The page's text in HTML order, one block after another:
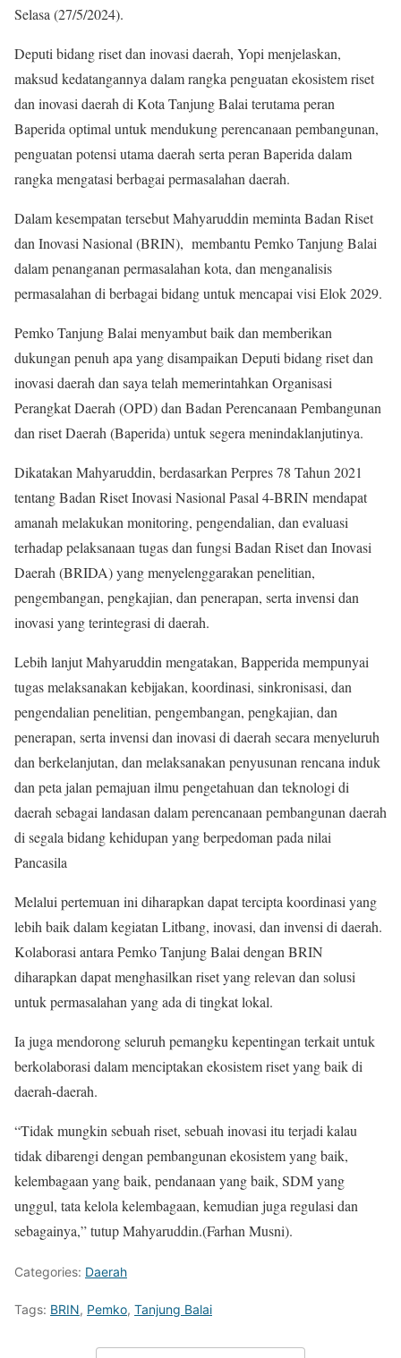
Selasa (27/5/2024).
Deputi bidang riset dan inovasi daerah, Yopi menjelaskan,
maksud kedatangannya dalam rangka penguatan ekosistem riset
dan inovasi daerah di Kota Tanjung Balai terutama peran
Baperida optimal untuk mendukung perencanaan pembangunan,
penguatan potensi utama daerah serta peran Baperida dalam
rangka mengatasi berbagai permasalahan daerah.
Dalam kesempatan tersebut Mahyaruddin meminta Badan Riset
dan Inovasi Nasional (BRIN), membantu Pemko Tanjung Balai
dalam penanganan permasalahan kota, dan menganalisis
permasalahan di berbagai bidang untuk mencapai visi Elok 2029.
Pemko Tanjung Balai menyambut baik dan memberikan
dukungan penuh apa yang disampaikan Deputi bidang riset dan
inovasi daerah dan saya telah memerintahkan Organisasi
Perangkat Daerah (OPD) dan Badan Perencanaan Pembangunan
dan riset Daerah (Baperida) untuk segera menindaklanjutinya.
Dikatakan Mahyaruddin, berdasarkan Perpres 78 Tahun 2021
tentang Badan Riset Inovasi Nasional Pasal 4-BRIN mendapat
amanah melakukan monitoring, pengendalian, dan evaluasi
terhadap pelaksanaan tugas dan fungsi Badan Riset dan Inovasi
Daerah (BRIDA) yang menyelenggarakan penelitian,
pengembangan, pengkajian, dan penerapan, serta invensi dan
inovasi yang terintegrasi di daerah.
Lebih lanjut Mahyaruddin mengatakan, Bapperida mempunyai
tugas melaksanakan kebijakan, koordinasi, sinkronisasi, dan
pengendalian penelitian, pengembangan, pengkajian, dan
penerapan, serta invensi dan inovasi di daerah secara menyeluruh
dan berkelanjutan, dan melaksanakan penyusunan rencana induk
dan peta jalan pemajuan ilmu pengetahuan dan teknologi di
daerah sebagai landasan dalam perencanaan pembangunan daerah
di segala bidang kehidupan yang berpedoman pada nilai
Pancasila
Melalui pertemuan ini diharapkan dapat tercipta koordinasi yang
lebih baik dalam kegiatan Litbang, inovasi, dan invensi di daerah.
Kolaborasi antara Pemko Tanjung Balai dengan BRIN
diharapkan dapat menghasilkan riset yang relevan dan solusi
untuk permasalahan yang ada di tingkat lokal.
Ia juga mendorong seluruh pemangku kepentingan terkait untuk
berkolaborasi dalam menciptakan ekosistem riset yang baik di
daerah-daerah.
“Tidak mungkin sebuah riset, sebuah inovasi itu terjadi kalau
tidak dibarengi dengan pembangunan ekosistem yang baik,
kelembagaan yang baik, pendanaan yang baik, SDM yang
unggul, tata kelola kelembagaan, kemudian juga regulasi dan
sebagainya,” tutup Mahyaruddin.(Farhan Musni).
Categories: Daerah
Tags: BRIN, Pemko, Tanjung Balai